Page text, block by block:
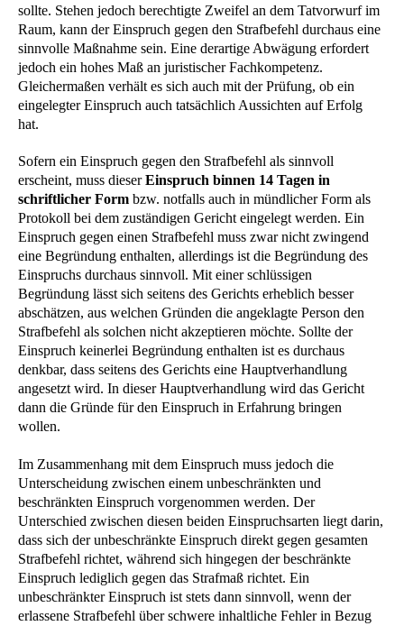
sollte. Stehen jedoch berechtigte Zweifel an dem Tatvorwurf im
Raum, kann der Einspruch gegen den Strafbefehl durchaus eine
sinnvolle Maßnahme sein. Eine derartige Abwägung erfordert
jedoch ein hohes Maß an juristischer Fachkompetenz.
Gleichermaßen verhält es sich auch mit der Prüfung, ob ein
eingelegter Einspruch auch tatsächlich Aussichten auf Erfolg
hat.
Sofern ein Einspruch gegen den Strafbefehl als sinnvoll
erscheint, muss dieserEinspruch binnen 14 Tagen in
schriftlicher Form bzw. notfalls auch in mündlicher Form als
Protokoll bei dem zuständigen Gericht eingelegt werden. Ein
Einspruch gegen einen Strafbefehl muss zwar nicht zwingend
eine Begründung enthalten, allerdings ist die Begründung des
Einspruchs durchaus sinnvoll. Mit einer schlüssigen
Begründung lässt sich seitens des Gerichts erheblich besser
abschätzen, aus welchen Gründen die angeklagte Person den
Strafbefehl als solchen nicht akzeptieren möchte. Sollte der
Einspruch keinerlei Begründung enthalten ist es durchaus
denkbar, dass seitens des Gerichts eine Hauptverhandlung
angesetzt wird. In dieser Hauptverhandlung wird das Gericht
dann die Gründe für den Einspruch in Erfahrung bringen
wollen.
Im Zusammenhang mit dem Einspruch muss jedoch die
Unterscheidung zwischen einem unbeschränkten und
beschränkten Einspruch vorgenommen werden. Der
Unterschied zwischen diesen beiden Einspruchsarten liegt darin,
dass sich der unbeschränkte Einspruch direkt gegen gesamten
Strafbefehl richtet, während sich hingegen der beschränkte
Einspruch lediglich gegen das Strafmaß richtet. Ein
unbeschränkter Einspruch ist stets dann sinnvoll, wenn der
erlassene Strafbefehl über schwere inhaltliche Fehler in Bezug